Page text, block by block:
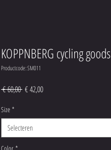
KOPPNBERG cycling goods
Productcode: SM011
€ 60,00 Normale
€ 42,00Verkoopprijs
Size *
Selecteren
Color *